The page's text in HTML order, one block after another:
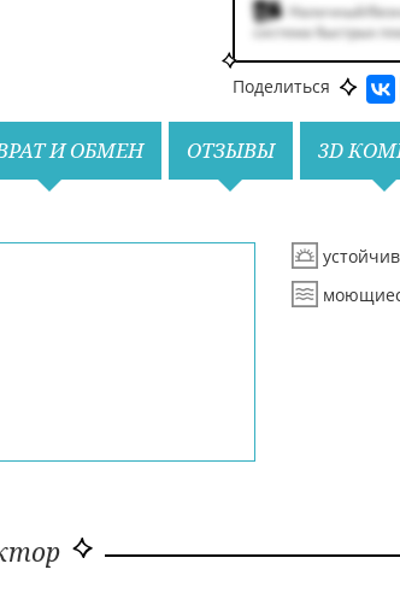
Наличный/
система быстрых
Поделиться
И ОБМЕН ОТЗЫВЫ 3D